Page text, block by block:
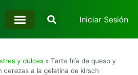
Iniciar Sesión
y dulces » Tarta fría de queso y
cerezas a la gelatina de kirsch